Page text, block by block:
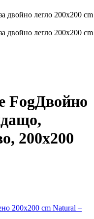
FogДвойно
200x200
200x200 cm Natural –